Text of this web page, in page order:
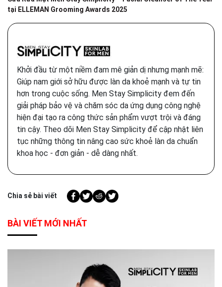
tại ELLEMAN Grooming Awards 2025
Khởi đầu từ một niềm đam mê giản dị nhưng mạnh mẽ:
Giúp nam giới sở hữu được làn da khoẻ mạnh và tự tin
hơn trong cuộc sống. Men Stay Simplicity đem đến
giải pháp bảo vệ và chăm sóc da ứng dụng công nghệ
hiện đại tạo ra công thức sản phẩm vượt trội và đáng
tin cậy. Theo dõi Men Stay Simplicity để cập nhật liên
tục những thông tin nâng cao sức khoẻ làn da chuẩn
khoa học - đơn giản - dễ dàng nhất.
Chia sẻ bài viết
BÀI VIẾT MỚI NHẤT